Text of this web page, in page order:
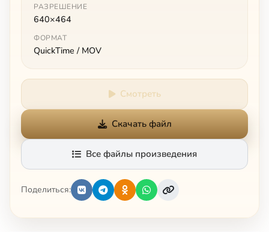
РАЗРЕШЕНИЕ
640×464
ФОРМАТ
QuickTime / MOV
Смотреть
Скачать файл
Все файлы произведения
Поделиться: